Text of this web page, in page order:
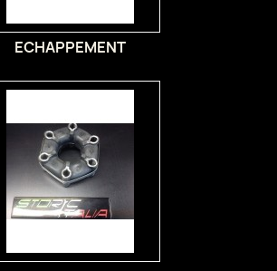
ECHAPPEMENT